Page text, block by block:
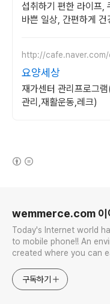
섭취하기 편한 라이프,
바쁜 일상, 간편하게
http://
요양세상
재가센터 관리프로그
관리,재활운동,레크)
wemmerce.com 이
Today's Internet world
to mobile phone!! An
created where you can
competition. Now let’s
You can enter
구독하기